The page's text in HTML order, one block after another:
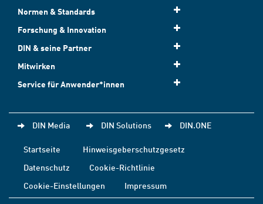
Normen & Standards
Forschung & Innovation
DIN & seine Partner
Mitwirken
Service für Anwender*innen
DIN Media DIN Solutions DIN.ONE
Startseite
Hinweisgeberschutzgesetz
Datenschutz
Cookie-Richtlinie
Cookie-Einstellungen
Impressum